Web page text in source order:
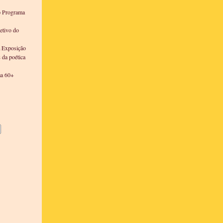
do
Exposição
poética
60+